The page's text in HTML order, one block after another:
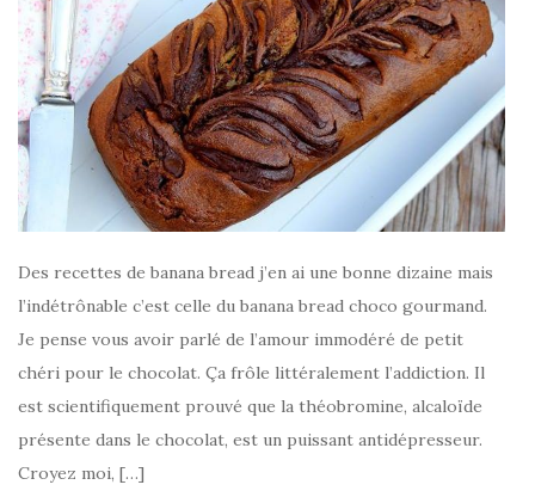
Des recettes de banana bread j’en ai une bonne dizaine mais
l’indétrônable c’est celle du banana bread choco gourmand.
Je pense vous avoir parlé de l’amour immodéré de petit
chéri pour le chocolat. Ça frôle littéralement l’addiction. Il
est scientifiquement prouvé que la théobromine, alcaloïde
présente dans le chocolat, est un puissant antidépresseur.
Croyez moi, […]